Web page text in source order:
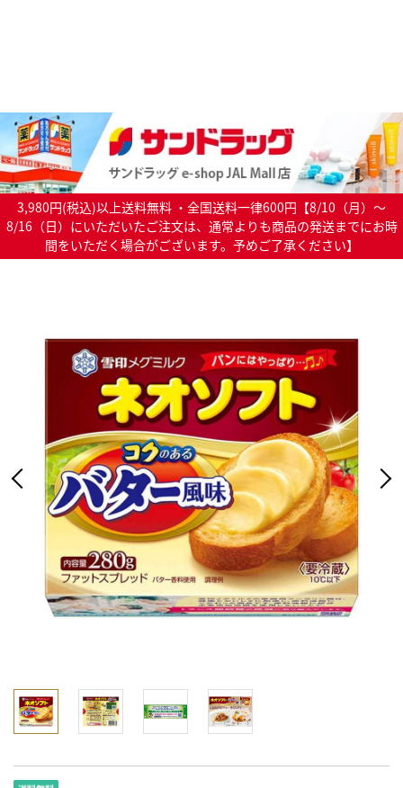
3,980円(税込)以上送料無料 ・全国送料一律600円【8/10（月）～
8/16（日）にいただいたご注文は、通常よりも商品の発送までにお時
間をいただく場合がございます。予めご了承ください】